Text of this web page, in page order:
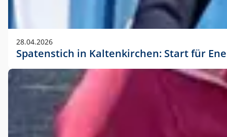
28.04.2026
Spatenstich in Kaltenkirchen: Start für